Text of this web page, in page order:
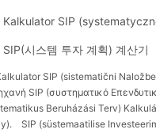
Kalkulator SIP
SIP(시스템 투자 계획) 계산기
SIP (sistematični
SIP (συστηματικό
Beruházási Terv)
SIP (süstemaatilise